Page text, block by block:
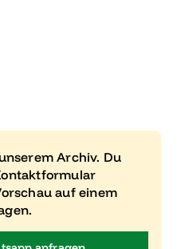
Archiv. Du
auf einem